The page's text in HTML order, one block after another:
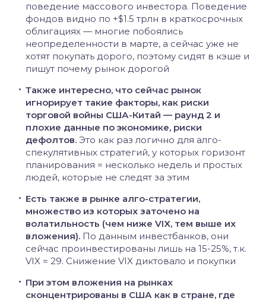
поведение массового инвестора. Поведение
фондов видно по +$1.5 трлн в краткосрочных
облигациях — многие побоялись
неопределенности в марте, а сейчас уже не
хотят покупать дорого, поэтому сидят в кэше и
пишут почему рынок дорогой
Также интересно, что сейчас рынок
игнорирует такие факторы, как риски
торговой войны США-Китай — раунд 2 и
плохие данные по экономике, риски
дефолтов. Это как раз логично для алго-
спекулятивных стратегий, у которых горизонт
планирования = несколько недель и простых
людей, которые не следят за этим
Есть также в рынке алго-стратегии,
множество из которых заточено на
волатильность (чем ниже VIX, тем выше их
вложения). По данным инвестбанков, они
сейчас проинвестированы лишь на 15-25%, т.к.
VIX = 29. Снижение VIX диктовало и покупки
При этом вложения на рынках
сконцентрированы в США как в стране, где